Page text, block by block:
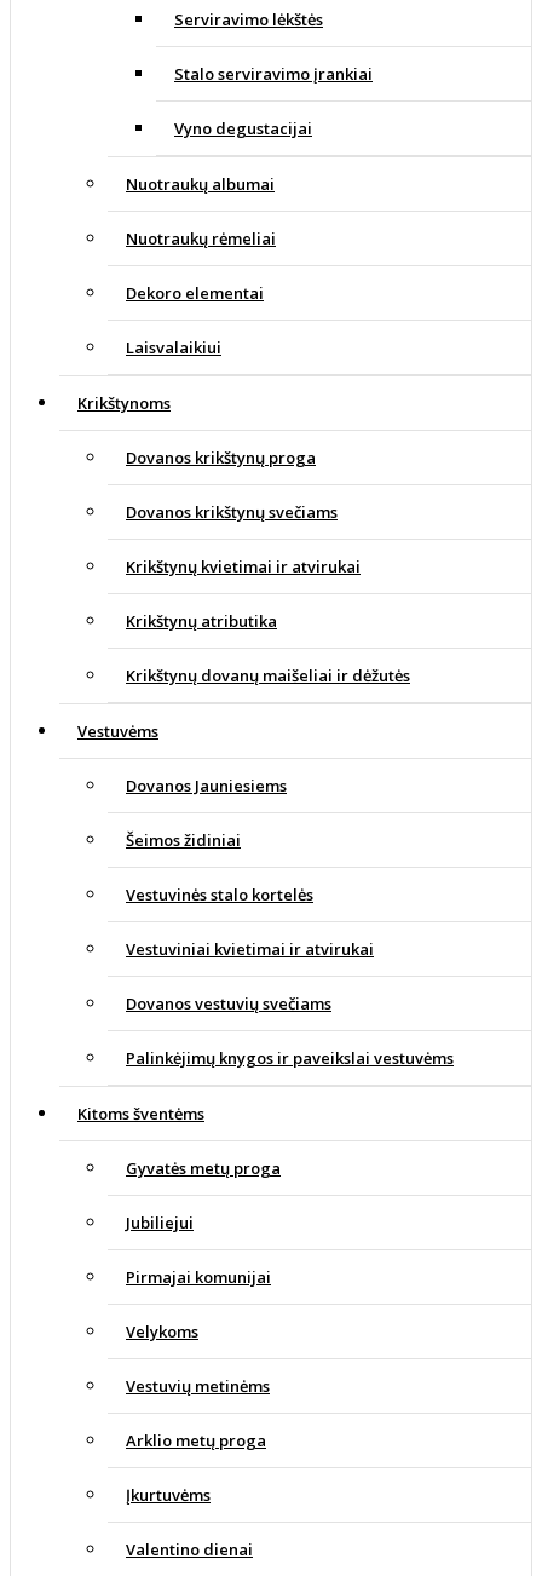
Serviravimo lėkštės
Stalo serviravimo įrankiai
Vyno degustacijai
Nuotraukų albumai
Nuotraukų rėmeliai
Dekoro elementai
Laisvalaikiui
Krikštynoms
Dovanos krikštynų proga
Dovanos krikštynų svečiams
Krikštynų kvietimai ir atvirukai
Krikštynų atributika
Krikštynų dovanų maišeliai ir dėžutės
Vestuvėms
Dovanos Jauniesiems
Šeimos židiniai
Vestuvinės stalo kortelės
Vestuviniai kvietimai ir atvirukai
Dovanos vestuvių svečiams
Palinkėjimų knygos ir paveikslai vestuvėms
Kitoms šventėms
Gyvatės metų proga
Jubiliejui
Pirmajai komunijai
Velykoms
Vestuvių metinėms
Arklio metų proga
Įkurtuvėms
Valentino dienai